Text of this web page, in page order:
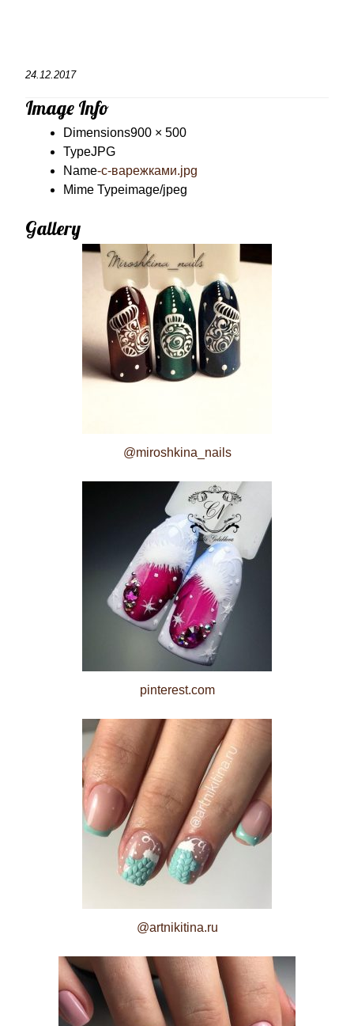
24.12.2017
Image Info
Dimensions900 × 500
TypeJPG
Name-с-варежками.jpg
Mime Typeimage/jpeg
Gallery
@miroshkina_nails
pinterest.com
@artnikitina.ru